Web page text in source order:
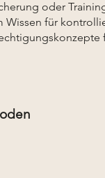
oder
für